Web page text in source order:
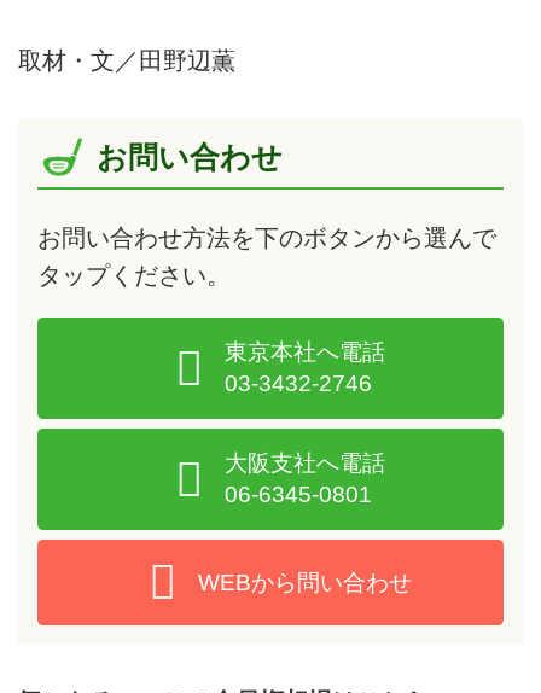
取材・文／田野辺薫
お問い合わせ
お問い合わせ方法を下のボタンから選んで
タップください。
東京本社へ電話
03-3432-2746
大阪支社へ電話
06-6345-0801
WEBから問い合わせ